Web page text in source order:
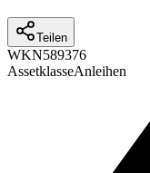
Teilen
WKN589376
AssetklasseAnleihen